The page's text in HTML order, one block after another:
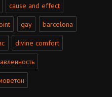
cause and effect
gay barcelona
divine comfort